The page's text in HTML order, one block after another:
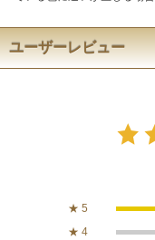
ユーザーレビュー
★ 5
★ 4